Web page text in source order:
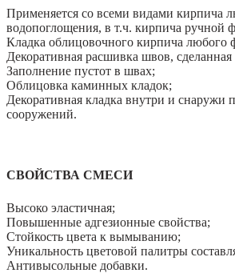
Применяется со всеми видами кирпича
водопоглощения, в т.ч. кирпича ручной
Кладка облицовочного кирпича любого
Декоративная расшивка швов, сделанная
Заполнение пустот в швах;
Облицовка каминных кладок;
Декоративная кладка внутри и снаружи
сооружений.
СВОЙСТВА СМЕСИ
Высоко эластичная;
Повышенные адгезионные свойства;
Стойкость цвета к вымыванию;
Уникальность цветовой палитры
Антивысольные добавки.